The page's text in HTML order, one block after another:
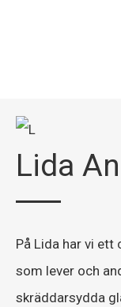
Lida
På Lida har vi ett
som lever och
skräddarsydda